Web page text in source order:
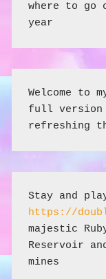
where to go
year
Welcome to
full
refreshing
https://
majestic
Reservoir
mines